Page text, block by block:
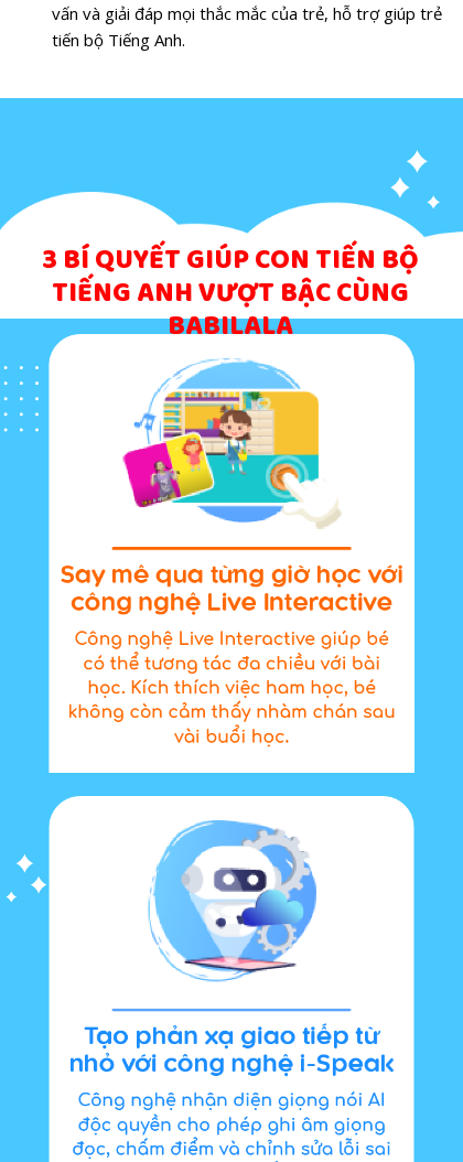
vấn và giải đáp mọi thắc mắc của trẻ, hỗ trợ giúp trẻ
tiến bộ Tiếng Anh.
3 BÍ QUYẾT GIÚP CON TIẾN BỘ
TIẾNG ANH VƯỢT BẬC CÙNG
BABILALA